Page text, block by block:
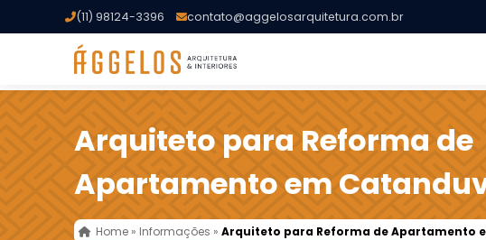
(11) 98124-3396 contato@aggelosarquitetura.com.br
Arquiteto para Reforma de
Apartamento em
Home » Informações »Arquiteto para Reforma de Apartamento